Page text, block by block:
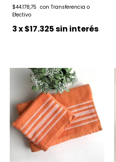
$44.178,75
3x$17.325sin interés